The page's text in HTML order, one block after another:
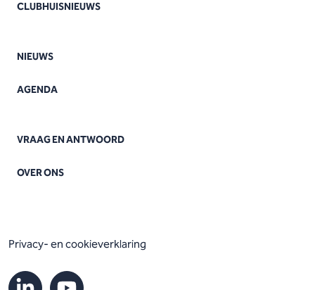
CLUBHUISNIEUWS
NIEUWS
AGENDA
VRAAG EN ANTWOORD
OVER ONS
Privacy- en cookieverklaring